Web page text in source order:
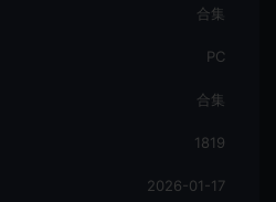
合集
PC
合集
1819
2026-01-17